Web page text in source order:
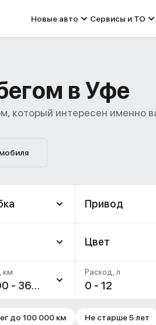
Новые авто Сервисы и ТО
в Уфе
который интересен именно
Привод
Цвет
- 360 768
км
0 - 12
Расход, л
до 100 000 км Не старше 5 лет